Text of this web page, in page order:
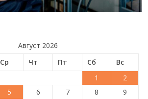
Август 2026
Ср Чт Пт Сб
Вс
1
2
5 6 7 8
9